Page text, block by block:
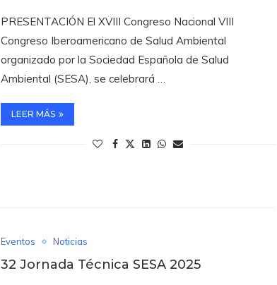
PRESENTACIÓN El XVIII Congreso Nacional VIII
Congreso Iberoamericano de Salud Ambiental
organizado por la Sociedad Española de Salud
Ambiental (SESA), se celebrará …
LEER MÁS
Eventos Noticias
32 Jornada Técnica SESA 2025